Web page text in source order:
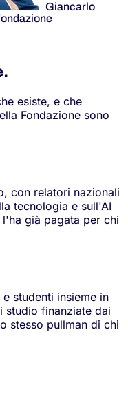
Giancarlo
esiste, e che
Fondazione sono
con relatori nazionali
tecnologia e sull'AI
già pagata per chi
studenti insieme in
studio finanziate dai
stesso pullman di chi